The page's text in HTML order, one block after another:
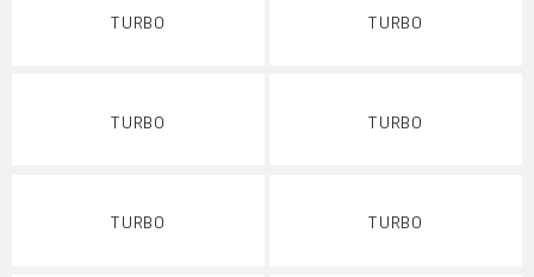
TURBO TURBO
TURBO TURBO
TURBO TURBO